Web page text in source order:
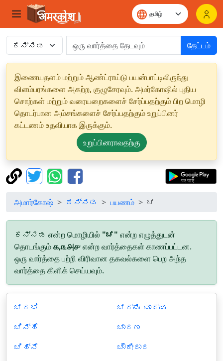
தேட்டம்
இணையதளம் மற்றும் ஆண்ட்ராய்டு பயன்பாட்டிலிருந்து
விளம்பரங்களை அகற்ற, குழுசேரவும். அமர்கோஷில் புதிய
சொற்கள் மற்றும் வரையறைகளைச் சேர்ப்பதற்கும் பிற மொழி
தொடர்பான அம்சங்களைச் சேர்ப்பதற்கும் உறுப்பினர்
கட்டணம் உதவியாக இருக்கும்.
உறுப்பினராவதற்கு
அமார்கோஷ் ಕನ್ನಡ பயணம் ಚ
ಕನ್ನಡ என்ற மொழியில் "ಚ" என்ற எழுத்துடன்
தொடங்கும்௧,௩௮௪என்ற வார்த்தைகள் காணப்பட்டன.
ஒரு வார்த்தை பற்றி விரிவான தகவல்களை பெற அந்த
வார்த்தை கிளிக் செய்யவும்.
ಚರಬಿ
ಚಿನ್ಹೆ
ಚಿಹ್ನೆ
ಚರ್ಮ ವಾದ್ಯ
ಚಾರಣ
ಚೌಕೀದಾರ